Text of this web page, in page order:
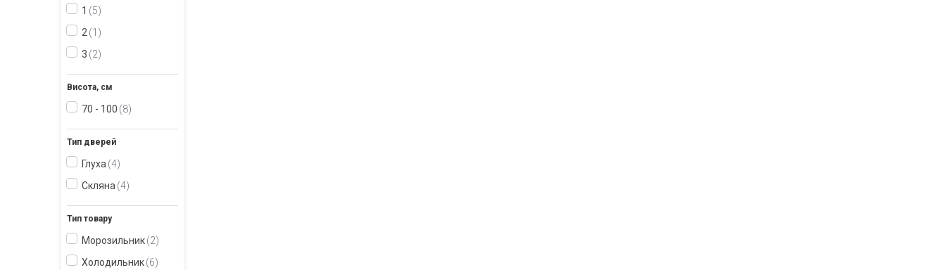
1
5
2 1
3 2
Висота, см
70 - 100 8
Тип дверей
Глуха 4
Скляна 4
Тип товару
Морозильник 2
Холодильник 6